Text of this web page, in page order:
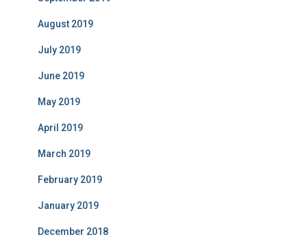
August 2019
July 2019
June 2019
May 2019
April 2019
March 2019
February 2019
January 2019
December 2018